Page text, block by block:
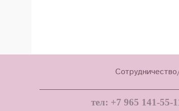
тел: +7 965 141-55-